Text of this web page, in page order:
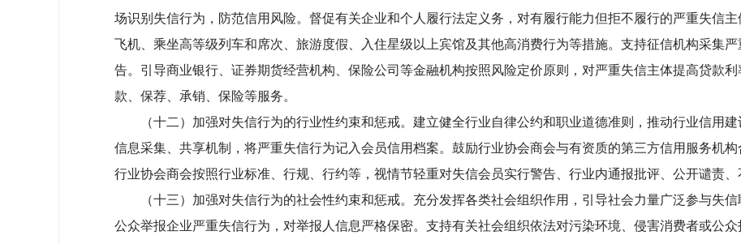
场识别失信行为，防范信用风险。督促有关企业和个人履行法定义务，对有履行能力但拒不履行的严重失信
飞机、乘坐高等级列车和席次、旅游度假、入住星级以上宾馆及其他高消费行为等措施。支持征信机构采集
告。引导商业银行、证券期货经营机构、保险公司等金融机构按照风险定价原则，对严重失信主体提高贷款
款、保荐、承销、保险等服务。
（十二）加强对失信行为的行业性约束和惩戒。建立健全行业自律公约和职业道德准则，推动行业信用建
信息采集、共享机制，将严重失信行为记入会员信用档案。鼓励行业协会商会与有资质的第三方信用服务机
行业协会商会按照行业标准、行规、行约等，视情节轻重对失信会员实行警告、行业内通报批评、公开谴责、
（十三）加强对失信行为的社会性约束和惩戒。充分发挥各类社会组织作用，引导社会力量广泛参与失信
公众举报企业严重失信行为，对举报人信息严格保密。支持有关社会组织依法对污染环境、侵害消费者或公